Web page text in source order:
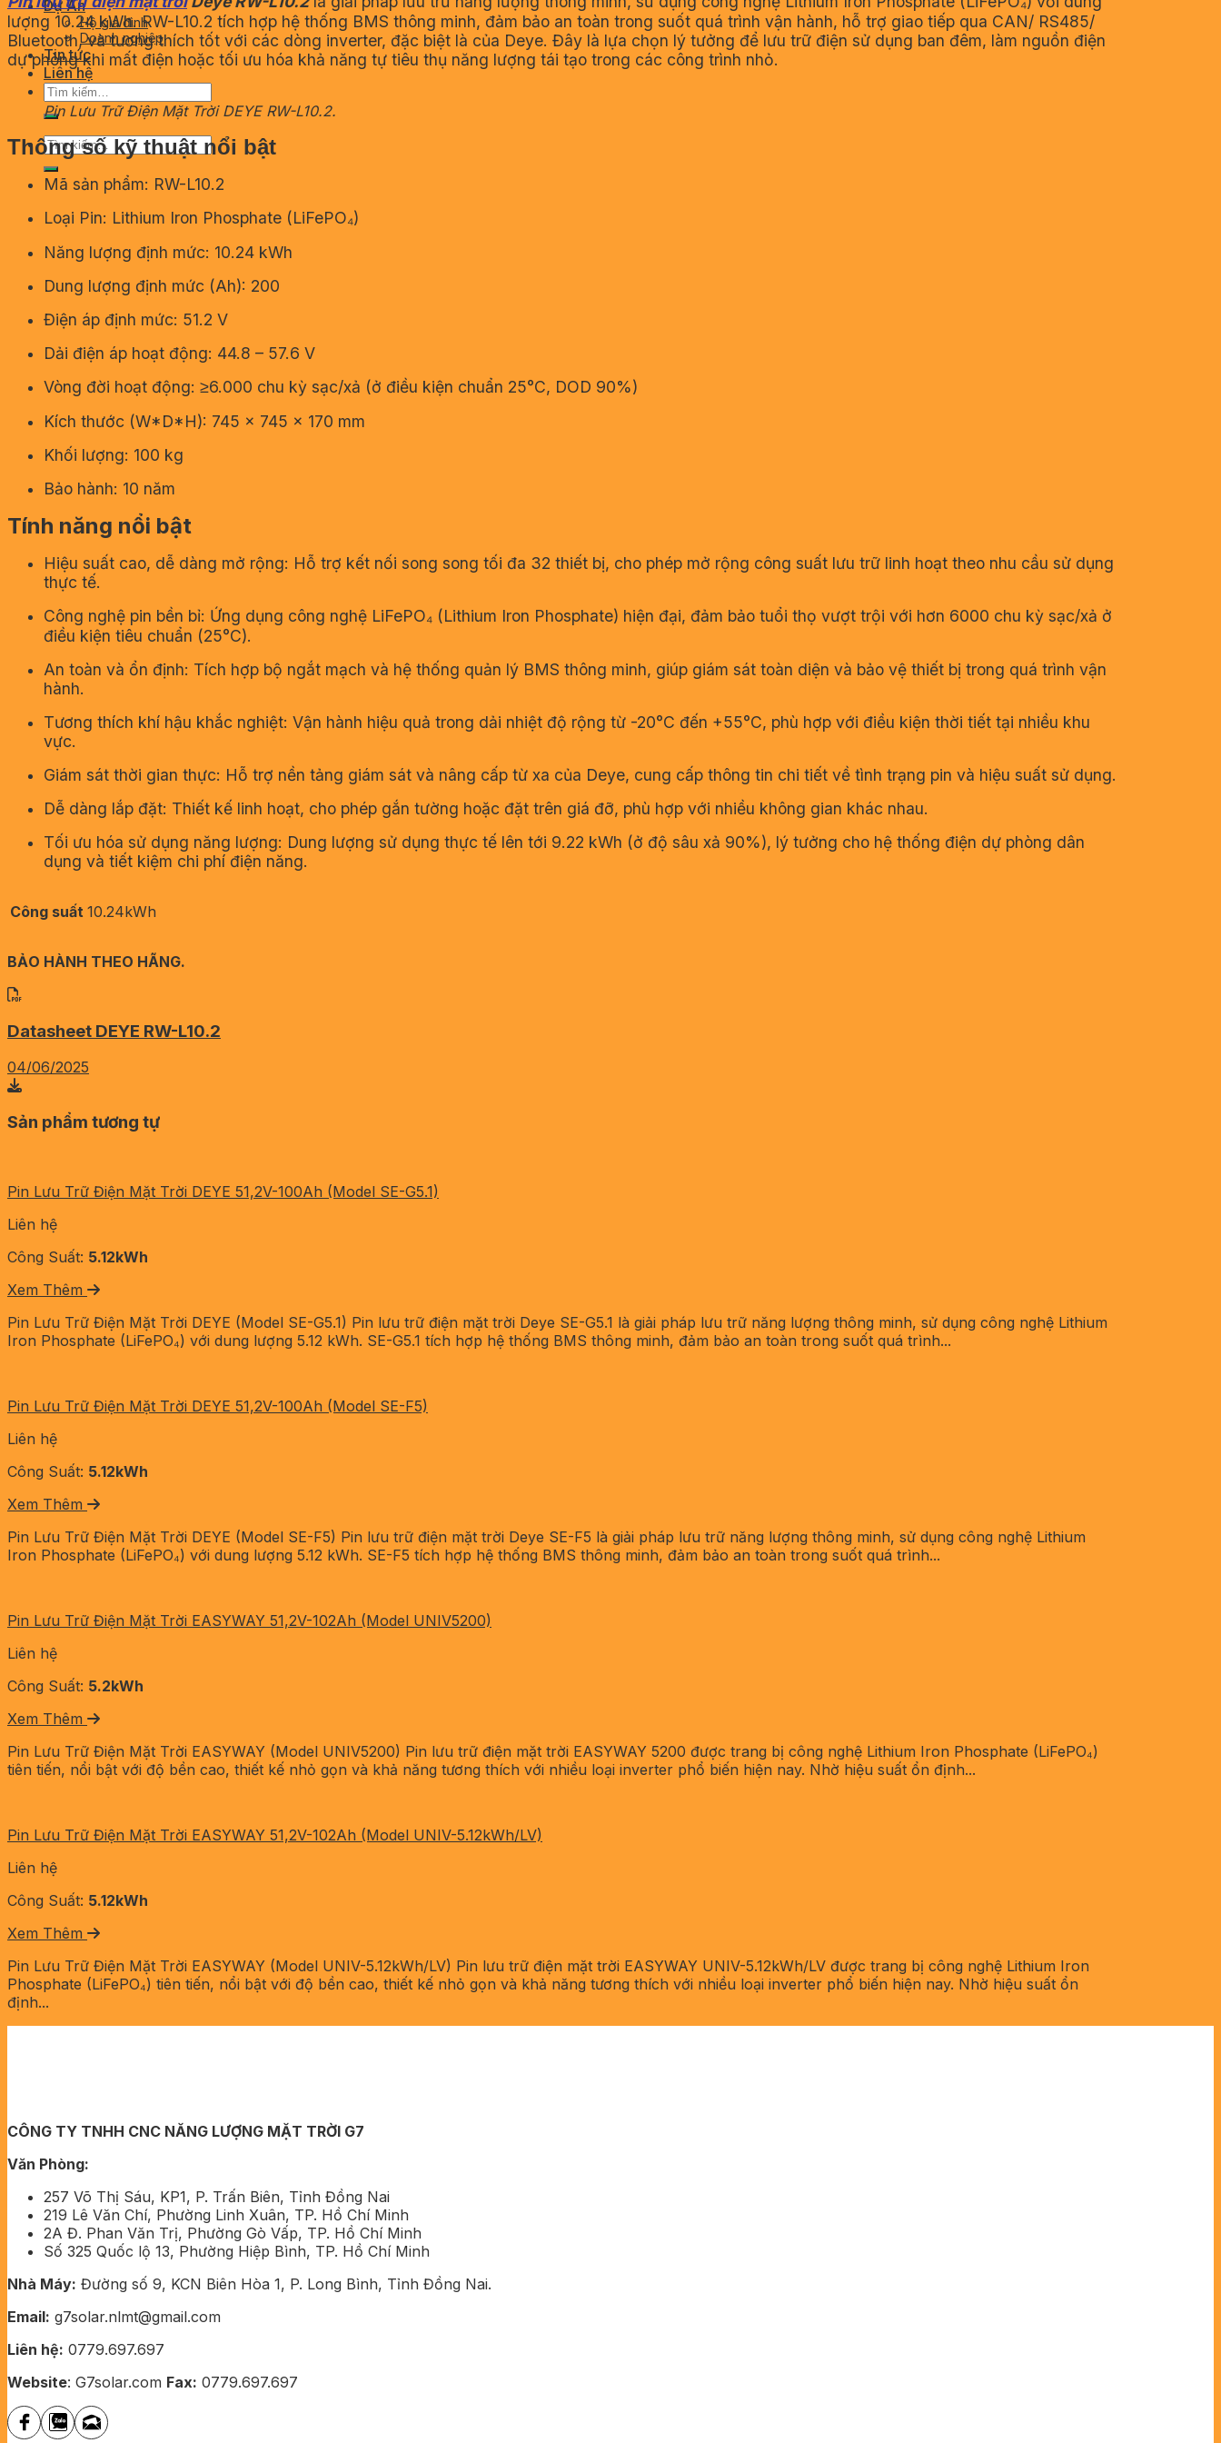
Dự Án
Hộ gia đình
Doanh nghiệp
Tin tức
Liên hệ
Tìm
kiếm:
Tìm
kiếm:
lượng 10.24 kWh. RW-L10.2 tích hợp hệ thống BMS thông minh, đảm bảo an toàn trong suốt quá trình vận hành, hỗ trợ giao tiếp qua CAN/ RS485/
Bluetooth, và tương thích tốt với các dòng inverter, đặc biệt là của Deye. Đây là lựa chọn lý tưởng để lưu trữ điện sử dụng ban đêm, làm nguồn điện
dự phòng khi mất điện hoặc tối ưu hóa khả năng tự tiêu thụ năng lượng tái tạo trong các công trình nhỏ.
Pin Lưu Trữ Điện Mặt Trời DEYE RW-L10.2.
Thông số kỹ thuật nổi bật
Mã sản phẩm: RW-L10.2
Loại Pin: Lithium Iron Phosphate (LiFePO₄)
Năng lượng định mức: 10.24 kWh
Dung lượng định mức (Ah): 200
Điện áp định mức: 51.2 V
Dải điện áp hoạt động: 44.8 – 57.6 V
Vòng đời hoạt động: ≥6.000 chu kỳ sạc/xả (ở điều kiện chuẩn 25°C, DOD 90%)
Kích thước (W*D*H): 745 × 745 × 170 mm
Khối lượng: 100 kg
Bảo hành: 10 năm
Tính năng nổi bật
Hiệu suất cao, dễ dàng mở rộng: Hỗ trợ kết nối song song tối đa 32 thiết bị, cho phép mở rộng công suất lưu trữ linh hoạt theo nhu cầu sử dụng
thực tế.
Công nghệ pin bền bỉ: Ứng dụng công nghệ LiFePO₄ (Lithium Iron Phosphate) hiện đại, đảm bảo tuổi thọ vượt trội với hơn 6000 chu kỳ sạc/xả ở
điều kiện tiêu chuẩn (25°C).
An toàn và ổn định: Tích hợp bộ ngắt mạch và hệ thống quản lý BMS thông minh, giúp giám sát toàn diện và bảo vệ thiết bị trong quá trình vận
hành.
Tương thích khí hậu khắc nghiệt: Vận hành hiệu quả trong dải nhiệt độ rộng từ -20°C đến +55°C, phù hợp với điều kiện thời tiết tại nhiều khu
vực.
Giám sát thời gian thực: Hỗ trợ nền tảng giám sát và nâng cấp từ xa của Deye, cung cấp thông tin chi tiết về tình trạng pin và hiệu suất sử dụng.
Dễ dàng lắp đặt: Thiết kế linh hoạt, cho phép gắn tường hoặc đặt trên giá đỡ, phù hợp với nhiều không gian khác nhau.
Tối ưu hóa sử dụng năng lượng: Dung lượng sử dụng thực tế lên tới 9.22 kWh (ở độ sâu xả 90%), lý tưởng cho hệ thống điện dự phòng dân
dụng và tiết kiệm chi phí điện năng.
Công suất 10.24kWh
BẢO HÀNH THEO HÃNG.
Datasheet DEYE RW-L10.2
04/06/2025
Sản phẩm tương tự
Pin Lưu Trữ Điện Mặt Trời DEYE 51,2V-100Ah (Model SE-G5.1)
Liên hệ
Công Suất: 5.12kWh
Xem Thêm
Pin Lưu Trữ Điện Mặt Trời DEYE (Model SE-G5.1) Pin lưu trữ điện mặt trời Deye SE-G5.1 là giải pháp lưu trữ năng lượng thông minh, sử dụng công nghệ Lithium
Iron Phosphate (LiFePO₄) với dung lượng 5.12 kWh. SE-G5.1 tích hợp hệ thống BMS thông minh, đảm bảo an toàn trong suốt quá trình...
Pin Lưu Trữ Điện Mặt Trời DEYE 51,2V-100Ah (Model SE-F5)
Liên hệ
Công Suất: 5.12kWh
Xem Thêm
Pin Lưu Trữ Điện Mặt Trời DEYE (Model SE-F5) Pin lưu trữ điện mặt trời Deye SE-F5 là giải pháp lưu trữ năng lượng thông minh, sử dụng công nghệ Lithium
Iron Phosphate (LiFePO₄) với dung lượng 5.12 kWh. SE-F5 tích hợp hệ thống BMS thông minh, đảm bảo an toàn trong suốt quá trình...
Pin Lưu Trữ Điện Mặt Trời EASYWAY 51,2V-102Ah (Model UNIV5200)
Liên hệ
Công Suất: 5.2kWh
Xem Thêm
Pin Lưu Trữ Điện Mặt Trời EASYWAY (Model UNIV5200) Pin lưu trữ điện mặt trời EASYWAY 5200 được trang bị công nghệ Lithium Iron Phosphate (LiFePO₄)
tiên tiến, nổi bật với độ bền cao, thiết kế nhỏ gọn và khả năng tương thích với nhiều loại inverter phổ biến hiện nay. Nhờ hiệu suất ổn định...
Pin Lưu Trữ Điện Mặt Trời EASYWAY 51,2V-102Ah (Model UNIV-5.12kWh/LV)
Liên hệ
Công Suất: 5.12kWh
Xem Thêm
Pin Lưu Trữ Điện Mặt Trời EASYWAY (Model UNIV-5.12kWh/LV) Pin lưu trữ điện mặt trời EASYWAY UNIV-5.12kWh/LV được trang bị công nghệ Lithium Iron
Phosphate (LiFePO₄) tiên tiến, nổi bật với độ bền cao, thiết kế nhỏ gọn và khả năng tương thích với nhiều loại inverter phổ biến hiện nay. Nhờ hiệu suất ổn
định...
CÔNG TY TNHH CNC NĂNG LƯỢNG MẶT TRỜI G7
Văn Phòng:
257 Võ Thị Sáu, KP1, P. Trấn Biên, Tỉnh Đồng Nai
219 Lê Văn Chí, Phường Linh Xuân, TP. Hồ Chí Minh
2A Đ. Phan Văn Trị, Phường Gò Vấp, TP. Hồ Chí Minh
Số 325 Quốc lộ 13, Phường Hiệp Bình, TP. Hồ Chí Minh
Nhà Máy: Đường số 9, KCN Biên Hòa 1, P. Long Bình, Tỉnh Đồng Nai.
Email: g7solar.nlmt@gmail.com
Liên hệ: 0779.697.697
Website: G7solar.com Fax: 0779.697.697